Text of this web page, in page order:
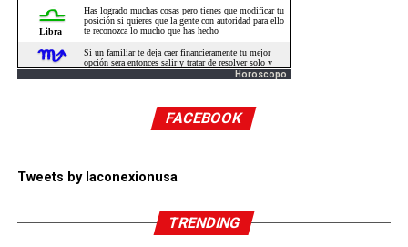
Horoscopo
FACEBOOK
Tweets by laconexionusa
TRENDING